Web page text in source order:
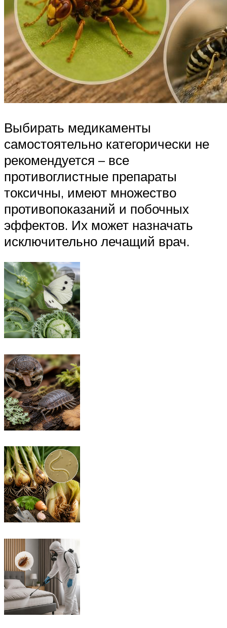
Выбирать медикаменты
самостоятельно категорически не
рекомендуется – все
противоглистные препараты
токсичны, имеют множество
противопоказаний и побочных
эффектов. Их может назначать
исключительно лечащий врач.